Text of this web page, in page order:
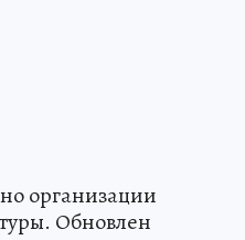
организации
Обновлен